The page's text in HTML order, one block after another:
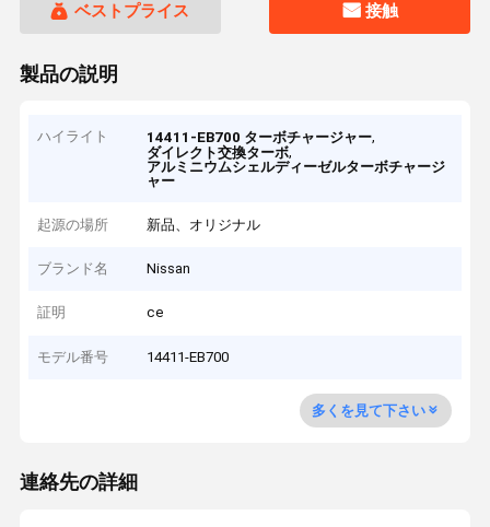
ベストプライス 接触
製品の説明
ハイライト 14411-EB700 ターボチャージャー,
ダイレクト交換ターボ,
アルミニウムシェルディーゼルターボチャージ
ャー
起源の場所 新品、オリジナル
ブランド名 Nissan
証明 ce
モデル番号 14411-EB700
多くを見て下さい
連絡先の詳細